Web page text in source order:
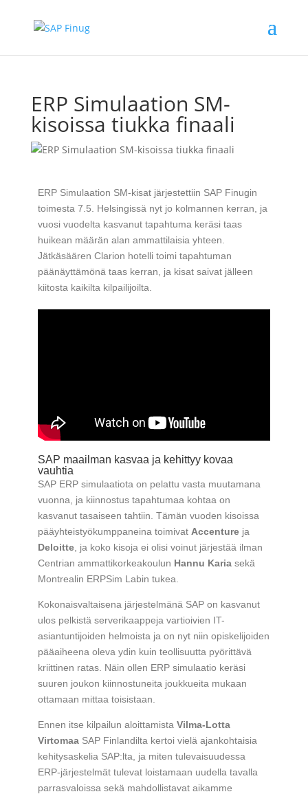
ERP Simulaation SM-
kisoissa tiukka finaali
ERP Simulaation SM-kisat järjestettiin SAP Finugin
toimesta 7.5. Helsingissä nyt jo kolmannen kerran, ja
vuosi vuodelta kasvanut tapahtuma keräsi taas
huikean määrän alan ammattilaisia yhteen.
Jätkäsäären Clarion hotelli toimi tapahtuman
päänäyttämönä taas kerran, ja kisat saivat jälleen
kiitosta kaikilta kilpailijoilta.
SAP maailman kasvaa ja kehittyy kovaa
vauhtia
SAP ERP simulaatiota on pelattu vasta muutamana
vuonna, ja kiinnostus tapahtumaa kohtaa on
kasvanut tasaiseen tahtiin. Tämän vuoden kisoissa
pääyhteistyökumppaneina toimivat Accenture ja
Deloitte, ja koko kisoja ei olisi voinut järjestää ilman
Centrian ammattikorkeakoulun Hannu Kariasekä
Montrealin ERPSim Labin tukea.
Kokonaisvaltaisena järjestelmänä SAP on kasvanut
ulos pelkistä serverikaappeja vartioivien IT-
asiantuntijoiden helmoista ja on nyt niin opiskelijoiden
pääaiheena oleva ydin kuin teollisuutta pyörittävä
kriittinen ratas. Näin ollen ERP simulaatio keräsi
suuren joukon kiinnostuneita joukkueita mukaan
ottamaan mittaa toisistaan.
Ennen itse kilpailun aloittamista Vilma-Lotta
VirtomaaSAP Finlandilta kertoi vielä ajankohtaisia
kehitysaskelia SAP:lta, ja miten tulevaisuudessa
ERP-järjestelmät tulevat loistamaan uudella tavalla
parrasvaloissa sekä mahdollistavat aikamme